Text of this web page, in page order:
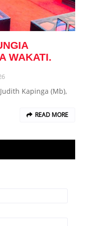
WAKATI.
Kapinga (Mb),
READ MORE